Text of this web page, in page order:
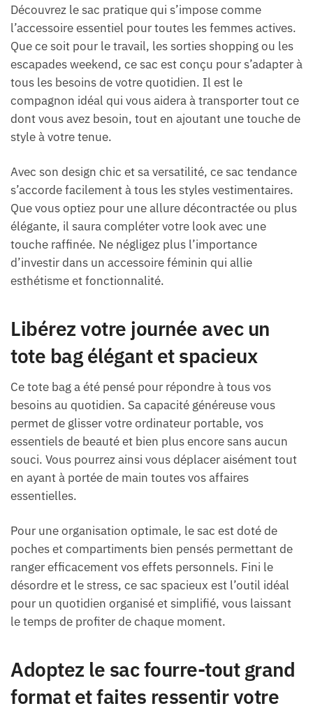
Découvrez le sac pratique qui s’impose comme
l’accessoire essentiel pour toutes les femmes actives.
Que ce soit pour le travail, les sorties shopping ou les
escapades weekend, ce sac est conçu pour s’adapter à
tous les besoins de votre quotidien. Il est le
compagnon idéal qui vous aidera à transporter tout ce
dont vous avez besoin, tout en ajoutant une touche de
style à votre tenue.
Avec son design chic et sa versatilité, ce sac tendance
s’accorde facilement à tous les styles vestimentaires.
Que vous optiez pour une allure décontractée ou plus
élégante, il saura compléter votre look avec une
touche raffinée. Ne négligez plus l’importance
d’investir dans un accessoire féminin qui allie
esthétisme et fonctionnalité.
Libérez votre journée avec un
tote bag élégant et spacieux
Ce tote bag a été pensé pour répondre à tous vos
besoins au quotidien. Sa capacité généreuse vous
permet de glisser votre ordinateur portable, vos
essentiels de beauté et bien plus encore sans aucun
souci. Vous pourrez ainsi vous déplacer aisément tout
en ayant à portée de main toutes vos affaires
essentielles.
Pour une organisation optimale, le sac est doté de
poches et compartiments bien pensés permettant de
ranger efficacement vos effets personnels. Fini le
désordre et le stress, ce sac spacieux est l’outil idéal
pour un quotidien organisé et simplifié, vous laissant
le temps de profiter de chaque moment.
Adoptez le sac fourre-tout grand
format et faites ressentir votre